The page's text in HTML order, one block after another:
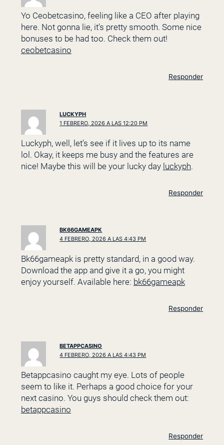
Yo Ceobetcasino, feeling like a CEO after playing
here. Not gonna lie, it’s pretty smooth. Some nice
bonuses to be had too. Check them out!
ceobetcasino
Responder
LUCKYPH
1 FEBRERO, 2026 A LAS 12:20 PM
Luckyph, well, let’s see if it lives up to its name
lol. Okay, it keeps me busy and the features are
nice! Maybe this will be your lucky day luckyph.
Responder
BK66GAMEAPK
4 FEBRERO, 2026 A LAS 4:43 PM
Bk66gameapk is pretty standard, in a good way.
Download the app and give it a go, you might
enjoy yourself. Available here: bk66gameapk
Responder
BETAPPCASINO
4 FEBRERO, 2026 A LAS 4:43 PM
Betappcasino caught my eye. Lots of people
seem to like it. Perhaps a good choice for your
next casino. You guys should check them out:
betappcasino
Responder